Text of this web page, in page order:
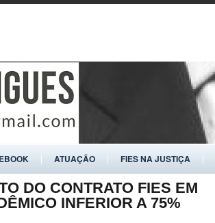
ATUAÇÃO FIES NA JUSTIÇA
DO CONTRATO FIES EM
INFERIOR A 75%